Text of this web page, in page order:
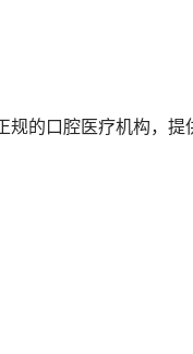
的口腔医疗机构，